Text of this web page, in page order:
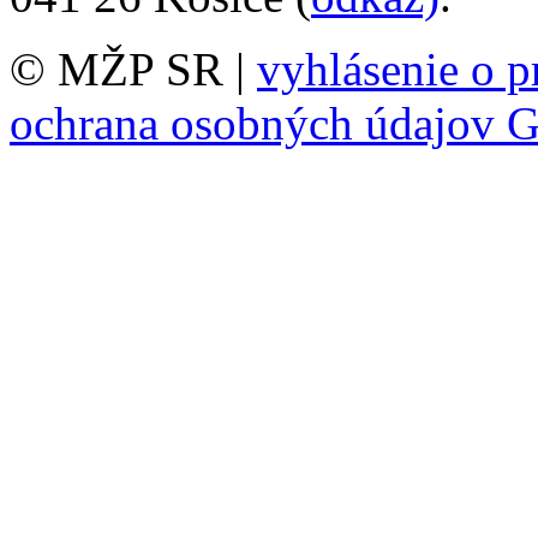
© MŽP SR | vyhlásenie o
ochrana osobných údajov